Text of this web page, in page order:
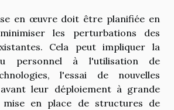
en œuvre doit être planifiée en
les perturbations des
Cela peut impliquer la
personnel à l'utilisation de
l'essai de nouvelles
leur déploiement à grande
en place de structures de